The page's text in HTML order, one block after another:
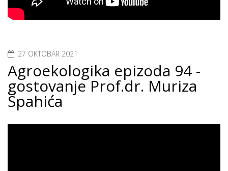
27 OKTOBAR 2021
Agroekologika epizoda 94 -
gostovanje Prof.dr. Muriza
Spahića